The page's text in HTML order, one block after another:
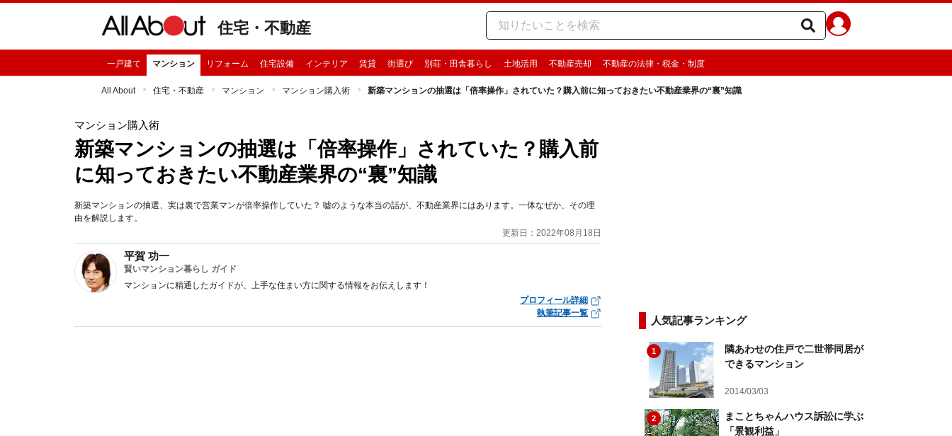
住宅・不動産
一戸建て マンション リフォーム 住宅設備 インテリア 賃貸 街選び 別荘・田舎暮らし 土地活用 不動産売却 不動産の法律・税金・制度
All About 住宅・不動産 マンション マンション購入術 新築マンションの抽選は「倍率操作」されていた？購入前に知っておきたい不動産業界の“裏”知識
マンション購入術
新築マンションの抽選は「倍率操作」されていた？購入前
に知っておきたい不動産業界の“裏”知識
新築マンションの抽選、実は裏で営業マンが倍率操作していた？ 嘘のような本当の話が、不動産業界にはあります。一体なぜか、その理
由を解説します。
更新日：2022年08月18日
平賀 功一
賢いマンション暮らし ガイド
マンションに精通したガイドが、上手な住まい方に関する情報をお伝えします！
プロフィール詳細
執筆記事一覧
人気記事ランキング
1
隣あわせの住戸で二世帯同居が
できるマンション
2014/03/03
2
まことちゃんハウス訴訟に学ぶ
「景観利益」